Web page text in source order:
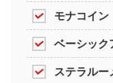
モナコイン
ベーシック
ステラルー